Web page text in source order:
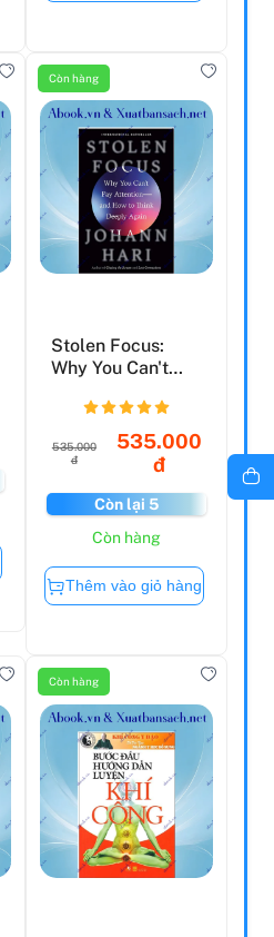
Còn hàng
Stolen Focus:
Why You Can't
535.000
đ
535.000
đ
Còn lại 5
Còn hàng
Thêm vào giỏ hàng
Còn hàng